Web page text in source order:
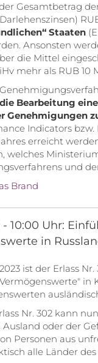
Gesamtbetrag
Staaten
Ansonsten
die Mittel
mehr als RUB
Bearbeitung
Genehmigungen
Indicators
erreicht
welches
und
Brand
- 10:00 Uhr:
in
ist der Erlass
in
Nr. 302 kann
Ausland oder der
Personen aus
alle Länder des